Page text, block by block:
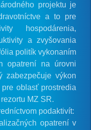
projektu je
a to pre
hospodárenia,
a zvyšovania
politík vykonaním
opatrení na úrovni
zabezpečuje výkon
oblasť prostredia
MZ SR.
podaktivít:
opatrení v